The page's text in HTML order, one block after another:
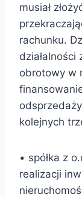
musiał
rachunku.
obrotowy w
kolejnych
• spółka z
realizacji